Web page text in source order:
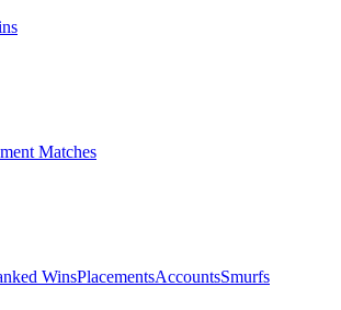
Matches
WinsPlacementsAccountsSmurfs